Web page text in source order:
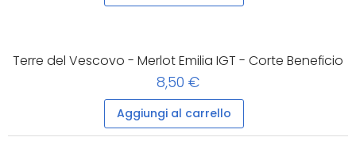
Terre del Vescovo - Merlot Emilia IGT - Corte Beneficio
8,50 €
Aggiungi al carrello